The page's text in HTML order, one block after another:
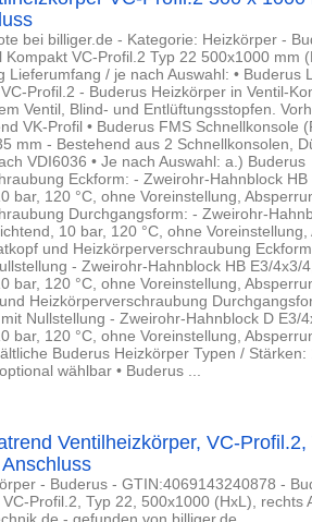
bei billiger.de - Kategorie: Heizkörper -
Kompakt VC-Profil.2 Typ 22 500x1000 mm
Lieferumfang / je nach Auswahl: • Buderus
Profil.2 - Buderus Heizkörper in Ventil-
Ventil, Blind- und Entlüftungsstopfen.
VK-Profil • Buderus FMS Schnellkonsole
mm - Bestehend aus 2 Schnellkonsolen,
VDI6036 • Je nach Auswahl: a.) Buderus
Eckform: - Zweirohr-Hahnblock HB
bar, 120 °C, ohne Voreinstellung,
Durchgangsform: - Zweirohr-
10 bar, 120 °C, ohne
und Heizkörperverschraubung
- Zweirohr-Hahnblock HB E3/4x3/
bar, 120 °C, ohne Voreinstellung,
Heizkörperverschraubung
Nullstellung - Zweirohr-Hahnblock D E3/
bar, 120 °C, ohne Voreinstellung,
Buderus Heizkörper Typen / Stärken:
wählbar • Buderus ...
Ventilheizkörper, VC-
- Buderus - GTIN:4069143240878 -
Profil.2, Typ 22, 500x1000 (HxL), rechts